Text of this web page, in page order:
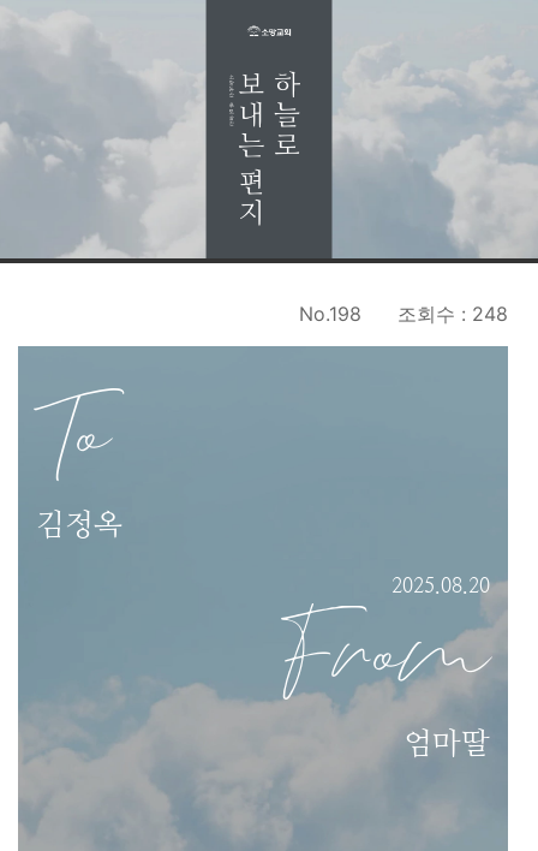
No.198 조회수 : 248
To
김정옥
2025.08.20
From
엄마딸